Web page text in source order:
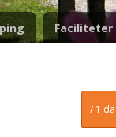
Faciliteter
/ 1